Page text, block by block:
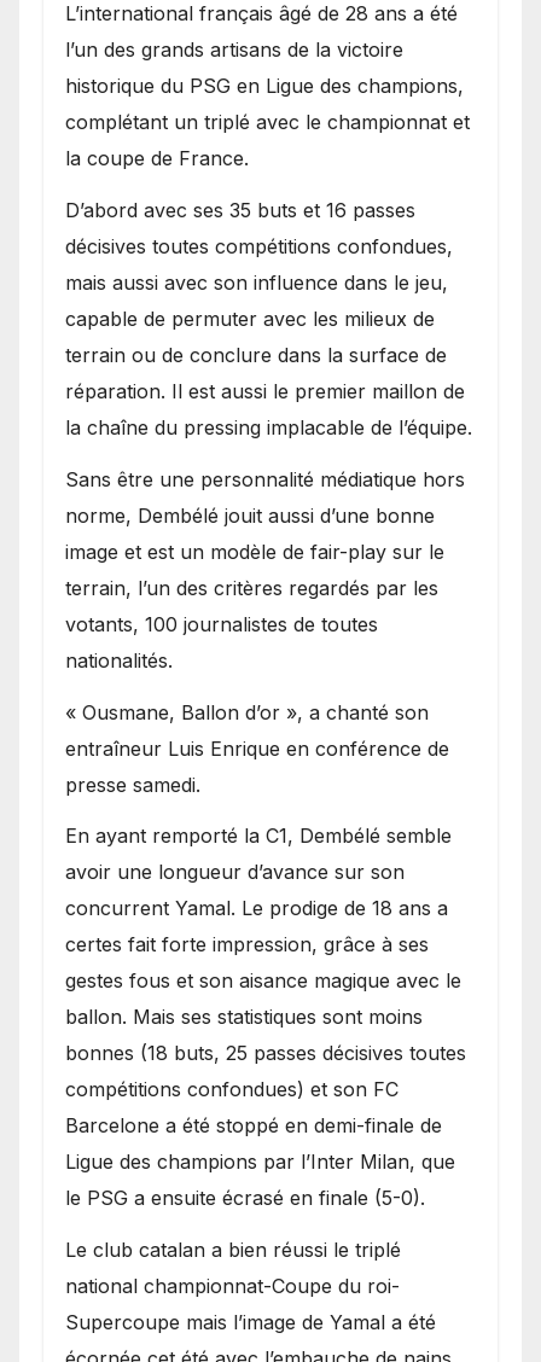
L’international français âgé de 28 ans a été
l’un des grands artisans de la victoire
historique du PSG en Ligue des champions,
complétant un triplé avec le championnat et
la coupe de France.
D’abord avec ses 35 buts et 16 passes
décisives toutes compétitions confondues,
mais aussi avec son influence dans le jeu,
capable de permuter avec les milieux de
terrain ou de conclure dans la surface de
réparation. Il est aussi le premier maillon de
la chaîne du pressing implacable de l’équipe.
Sans être une personnalité médiatique hors
norme, Dembélé jouit aussi d’une bonne
image et est un modèle de fair-play sur le
terrain, l’un des critères regardés par les
votants, 100 journalistes de toutes
nationalités.
« Ousmane, Ballon d’or », a chanté son
entraîneur Luis Enrique en conférence de
presse samedi.
En ayant remporté la C1, Dembélé semble
avoir une longueur d’avance sur son
concurrent Yamal. Le prodige de 18 ans a
certes fait forte impression, grâce à ses
gestes fous et son aisance magique avec le
ballon. Mais ses statistiques sont moins
bonnes (18 buts, 25 passes décisives toutes
compétitions confondues) et son FC
Barcelone a été stoppé en demi-finale de
Ligue des champions par l’Inter Milan, que
le PSG a ensuite écrasé en finale (5-0).
Le club catalan a bien réussi le triplé
national championnat-Coupe du roi-
Supercoupe mais l’image de Yamal a été